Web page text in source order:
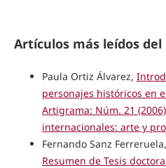
Artículos más leídos
Paula Ortiz Álvarez,
personajes históricos en
Artigrama: Núm. 21
internacionales: arte y
Fernando Sanz
Resumen de Tesis